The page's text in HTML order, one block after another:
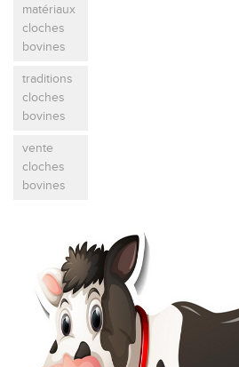
matériaux
cloches
bovines
traditions
cloches
bovines
vente
cloches
bovines